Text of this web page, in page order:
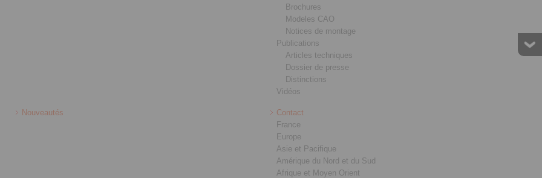
Brochures
Modeles CAO
Notices de montage
Publications
Articles techniques
Dossier de presse
Distinctions
Vidéos
Nouveautés
Contact
France
Europe
Asie et Pacifique
Amérique du Nord et du Sud
Afrique et Moyen Orient